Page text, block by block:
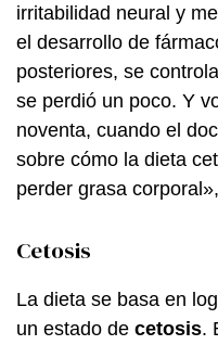
irritabilidad neural y
el desarrollo de
posteriores, se
se perdió un poco. Y
noventa, cuando el
sobre cómo la dieta
perder grasa
Cetosis
La dieta se basa en
un estado de cetosis.